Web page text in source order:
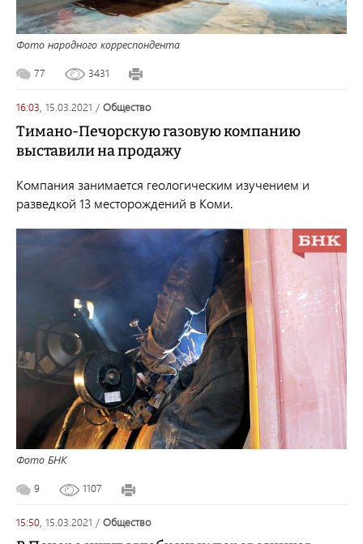
Фото народного корреспондента
77 3431
16:03, 15.03.2021 / общество
Тимано-Печорскую газовую компанию
выставили на продажу
Компания занимается геологическим изучением и
разведкой 13 месторождений в Коми.
Фото БНК
9 1107
15:50, 15.03.2021 / общество